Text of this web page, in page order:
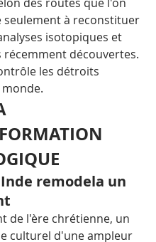
des routes que l'on
seulement à reconstituer
isotopiques et
récemment découvertes.
les détroits
remodela un
de l'ère chrétienne, un
culturel d'une ampleur